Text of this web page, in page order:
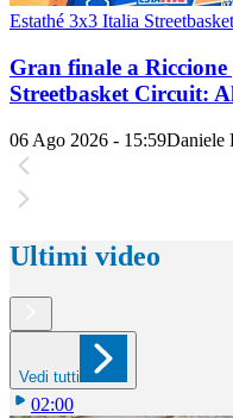
Estathé 3x3 Italia
Gran finale a
Streetbasket Circuit:
06 Ago 2026 - 15:59Daniele
Ultimi video
Vedi tutti
02:00